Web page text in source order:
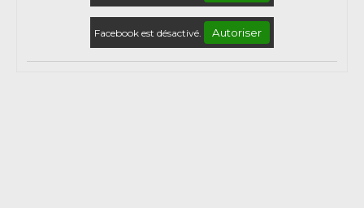
Facebook est désactivé. Autoriser